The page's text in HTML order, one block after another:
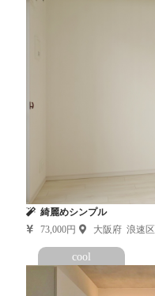
綺麗めシンプル
73,000円
大阪府 浪速区
cool